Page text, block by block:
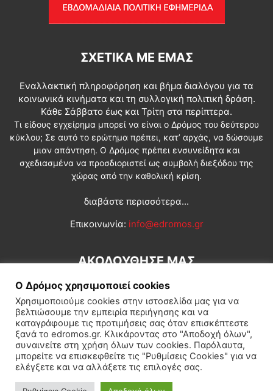
ΣΧΕΤΙΚΆ ΜΕ ΕΜΆΣ
Εναλλακτική πληροφόρηση και βήμα διαλόγου για τα
κοινωνικά κινήματα και τη συλλογική πολιτική δράση.
Κάθε Σάββατο έως και Τρίτη στα περίπτερα.
Τι είδους εγχείρημα μπορεί να είναι ο Δρόμος του δεύτερου
κύκλου; Σε αυτό το ερώτημα πρέπει, κατ’ αρχάς, να δώσουμε
μιαν απάντηση. Ο Δρόμος πρέπει ενσυνείδητα και
σχεδιασμένα να προσδιοριστεί ως συμβολή διεξόδου της
χώρας από την καθολική κρίση.
διαβάστε περισσότερα...
Επικοινωνία: info@edromos.gr
ΑΚΟΛΟΥΘΗΣΕ ΜΑΣ
Εγγραφή συνδρομητή Πολιτική Διεθνή Κοινωνία
Πολιτισμός Αφιερώματα
Ο Δρόμος χρησιμοποιεί cookies
Χρησιμοποιούμε cookies στην ιστοσελίδα μας για να
βελτιώσουμε την εμπειρία περιήγησης και να
καταγράφουμε τις προτιμήσεις σας όταν επισκέπτεστε
ξανά το edromos.gr. Κλικάροντας στο "Αποδοχή όλων",
συναινείτε στη χρήση όλων των cookies. Παρόλαυτα,
μπορείτε να επισκεφθείτε τις "Ρυθμίσεις Cookies" για να
ελέγξετε και να αλλάξετε τις επιλογές σας.